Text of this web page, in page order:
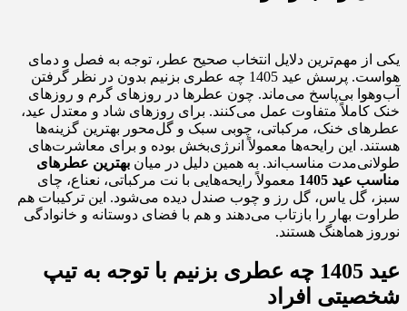
یکی از مهم‌ترین دلایل انتخاب صحیح عطر، توجه به فصل و دمای
هواست. پرسش عید 1405 چه عطری بزنیم بدون در نظر گرفتن
آب‌وهوا بی‌پاسخ می‌ماند. چون عطرها در روزهای گرم و روزهای
خنک کاملاً متفاوت عمل می‌کنند. برای روزهای شاد و معتدل عید،
عطرهای خنک، مرکباتی، چوبی سبک و گل‌محور بهترین گزینه‌ها
هستند. این رایحه‌ها معمولاً انرژی‌بخش بوده و برای معاشرت‌های
طولانی‌مدت مناسب‌اند. به همین دلیل در میان بهترین عطرهای
مناسب عید 1405
معمولاً رایحه‌هایی با نت مرکباتی، نعناع، چای
سبز، گل یاس، گل رز و چوب صندل دیده می‌شود. این ترکیبات هم
طراوت بهار را بازتاب می‌دهند و هم با فضای دوستانه و خانوادگی
نوروز هماهنگ هستند.
عید 1405 چه عطری بزنیم با توجه به تیپ
شخصیتی افراد